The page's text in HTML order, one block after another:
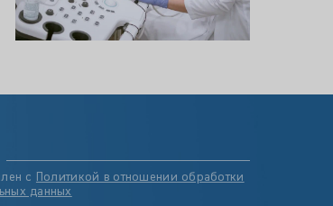
с
Политикой в отношении обработки
данных